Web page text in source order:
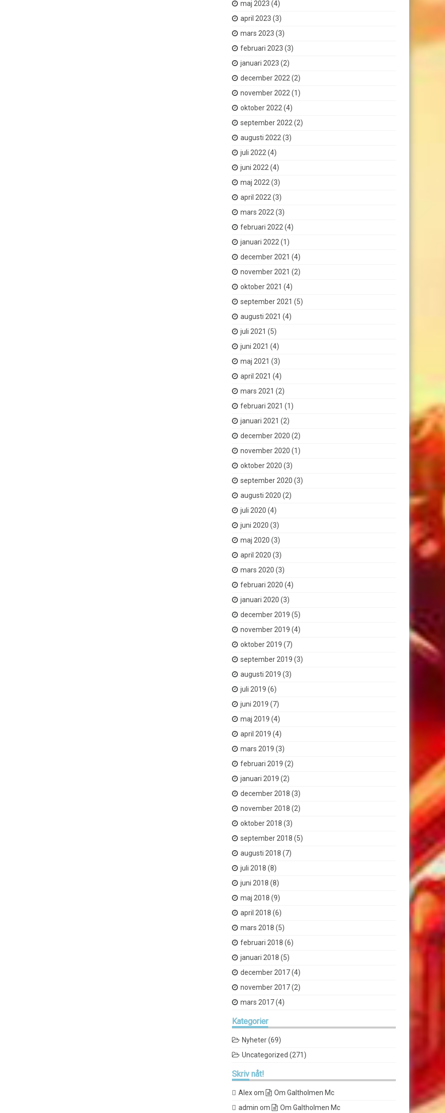
maj 2023 (4)
april 2023 (3)
mars 2023 (3)
februari 2023 (3)
januari 2023 (2)
december 2022 (2)
november 2022 (1)
oktober 2022 (4)
september 2022 (2)
augusti 2022 (3)
juli 2022 (4)
juni 2022 (4)
maj 2022 (3)
april 2022 (3)
mars 2022 (3)
februari 2022 (4)
januari 2022 (1)
december 2021 (4)
november 2021 (2)
oktober 2021 (4)
september 2021 (5)
augusti 2021 (4)
juli 2021 (5)
juni 2021 (4)
maj 2021 (3)
april 2021 (4)
mars 2021 (2)
februari 2021 (1)
januari 2021 (2)
december 2020 (2)
november 2020 (1)
oktober 2020 (3)
september 2020 (3)
augusti 2020 (2)
juli 2020 (4)
juni 2020 (3)
maj 2020 (3)
april 2020 (3)
mars 2020 (3)
februari 2020 (4)
januari 2020 (3)
december 2019 (5)
november 2019 (4)
oktober 2019 (7)
september 2019 (3)
augusti 2019 (3)
juli 2019 (6)
juni 2019 (7)
maj 2019 (4)
april 2019 (4)
mars 2019 (3)
februari 2019 (2)
januari 2019 (2)
december 2018 (3)
november 2018 (2)
oktober 2018 (3)
september 2018 (5)
augusti 2018 (7)
juli 2018 (8)
juni 2018 (8)
maj 2018 (9)
april 2018 (6)
mars 2018 (5)
februari 2018 (6)
januari 2018 (5)
december 2017(4)
november 2017(2)
mars 2017(4)
Kategorier
Nyheter(69)
Uncategorized (271)
Skriv nåt!
Alexom
Om Galtholmen Mc
admin om Om Galtholmen Mc